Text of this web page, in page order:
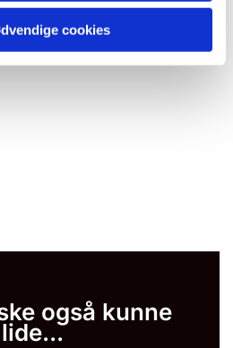
cookies
også kunne
lide...